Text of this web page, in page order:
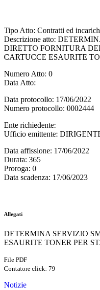
Tipo Atto: Contratti ed
Descrizione atto:
DIRETTO FORNITURA
CARTUCCE ESAURITE
Numero Atto: 0
Data Atto:
Data protocollo: 17/06/2022
Numero protocollo: 0002444
Ente richiedente:
Ufficio emittente:
Data affissione: 17/06/2022
Durata: 365
Proroga: 0
Data scadenza: 17/06/2023
Allegati
DETERMINA SERVIZIO
ESAURITE TONER PER
File PDF
Contatore click: 79
Notizie